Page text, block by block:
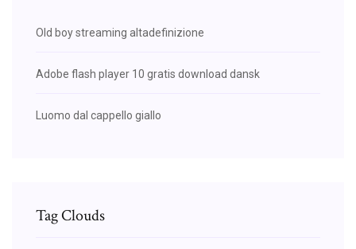
Old boy streaming altadefinizione
Adobe flash player 10 gratis download dansk
Luomo dal cappello giallo
Tag Clouds